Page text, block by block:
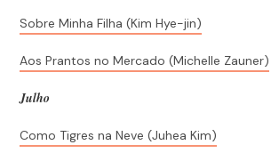
Sobre Minha Filha (Kim Hye-jin)
Aos Prantos no Mercado (Michelle Zauner)
Julho
Como Tigres na Neve (Juhea Kim)